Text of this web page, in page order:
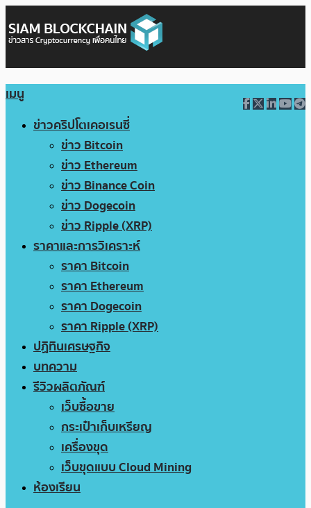
เมนู
ข่าวคริปโตเคอเรนซี่
ข่าว Bitcoin
ข่าว Ethereum
ข่าว Binance Coin
ข่าว Dogecoin
ข่าว Ripple (XRP)
ราคาและการวิเคราะห์
ราคา Bitcoin
ราคา Ethereum
ราคา Dogecoin
ราคา Ripple (XRP)
ปฏิทินเศรษฐกิจ
บทความ
รีวิวผลิตภัณฑ์
เว็บซื้อขาย
กระเป๋าเก็บเหรียญ
เครื่องขุด
เว็บขุดแบบ Cloud Mining
ห้องเรียน